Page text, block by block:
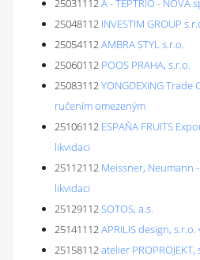
25031112A - TEPTRIO - NOVA
25048112 INVESTIM GROUP
25054112AMBRA STYL s.r.o.
25060112 POOS PRAHA, s.r.o.
25083112YONGDEXING Trade
ručením omezeným
25106112 ESPAŇA FRUITS
likvidaci
25112112 Meissner, Neumann
likvidaci
25129112SOTOS, a.s.
25141112APRILIS design, s.r.o.
25158112atelier PROPROJEKT,